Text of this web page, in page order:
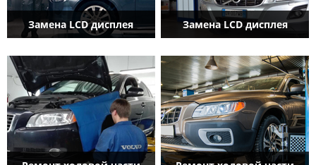
Замена LCD дисплея Замена LCD дисплея